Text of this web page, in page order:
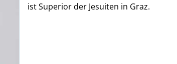
ist Superior der Jesuiten in Graz.